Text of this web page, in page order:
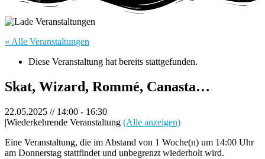
« Alle Veranstaltungen
Diese Veranstaltung hat bereits stattgefunden.
Skat, Wizard, Rommé, Canasta…
22.05.2025 // 14:00 - 16:30
|Wiederkehrende Veranstaltung (Alle anzeigen)
Eine Veranstaltung, die im Abstand von 1 Woche(n) um 14:00 Uhr
am Donnerstag stattfindet und unbegrenzt wiederholt wird.